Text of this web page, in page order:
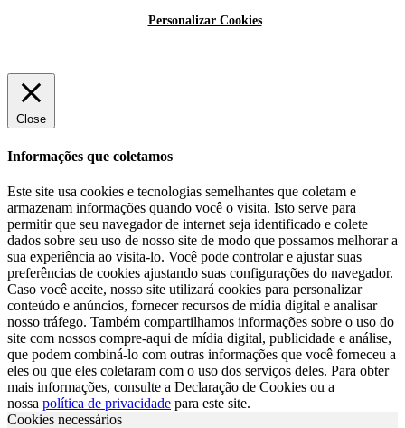
Personalizar Cookies
Close
Informações que coletamos
Este site usa cookies e tecnologias semelhantes que coletam e
armazenam informações quando você o visita. Isto serve para
permitir que seu navegador de internet seja identificado e colete
dados sobre seu uso de nosso site de modo que possamos melhorar a
sua experiência ao visita-lo. Você pode controlar e ajustar suas
preferências de cookies ajustando suas configurações do navegador.
Caso você aceite, nosso site utilizará cookies para personalizar
conteúdo e anúncios, fornecer recursos de mídia digital e analisar
nosso tráfego. Também compartilhamos informações sobre o uso do
site com nossos compre-aqui de mídia digital, publicidade e análise,
que podem combiná-lo com outras informações que você forneceu a
eles ou que eles coletaram com o uso dos serviços deles. Para obter
mais informações, consulte a Declaração de Cookies ou a
nossa política de privacidade para este site.
Cookies necessários